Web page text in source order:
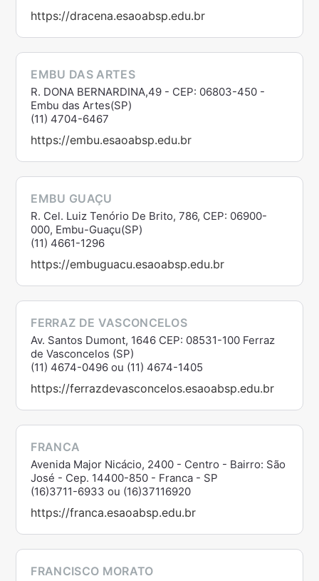
https://dracena.esaoabsp.edu.br
EMBU DAS ARTES
R. DONA BERNARDINA,49 - CEP: 06803-450 -
Embu das Artes(SP)
(11) 4704-6467
https://embu.esaoabsp.edu.br
EMBU GUAÇU
R. Cel. Luiz Tenório De Brito, 786, CEP: 06900-
000, Embu-Guaçu(SP)
(11) 4661-1296
https://embuguacu.esaoabsp.edu.br
FERRAZ DE VASCONCELOS
Av. Santos Dumont, 1646 CEP: 08531-100 Ferraz
de Vasconcelos (SP)
(11) 4674-0496 ou (11) 4674-1405
https://ferrazdevasconcelos.esaoabsp.edu.br
FRANCA
Avenida Major Nicácio, 2400 - Centro - Bairro: São
José - Cep. 14400-850 - Franca - SP
(16)3711-6933 ou (16)37116920
https://franca.esaoabsp.edu.br
FRANCISCO MORATO